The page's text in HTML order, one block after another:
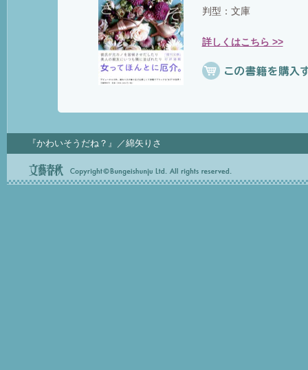
判型：文庫
詳しくはこちら >>
『かわいそうだね？』／綿矢りさ